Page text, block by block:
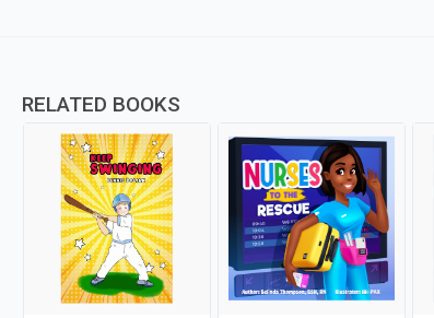
RELATED BOOKS